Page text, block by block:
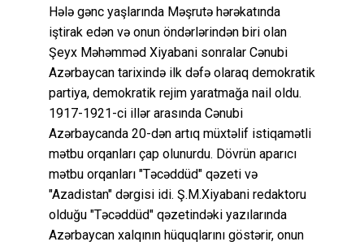
Hələ gənc yaşlarında Məşrutə hərəkatında
iştirak edən və onun öndərlərindən biri olan
Şeyx Məhəmməd Xiyabani sonralar Cənubi
Azərbaycan tarixində ilk dəfə olaraq demokratik
partiya, demokratik rejim yaratmağa nail oldu.
1917-1921-ci illər arasında Cənubi
Azərbaycanda 20-dən artıq müxtəlif istiqamətli
mətbu orqanları çap olunurdu. Dövrün aparıcı
mətbu orqanları "Təcəddüd" qəzeti və
"Azadistan" dərgisi idi. Ş.M.Xiyabani redaktoru
olduğu "Təcəddüd" qəzetindəki yazılarında
Azərbaycan xalqının hüquqlarını göstərir, onun